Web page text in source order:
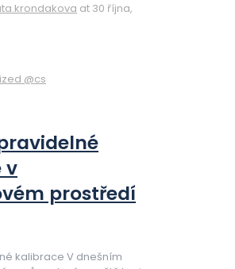
at 30 října,
@cs
v
prostředí
kalibrace V dnešním